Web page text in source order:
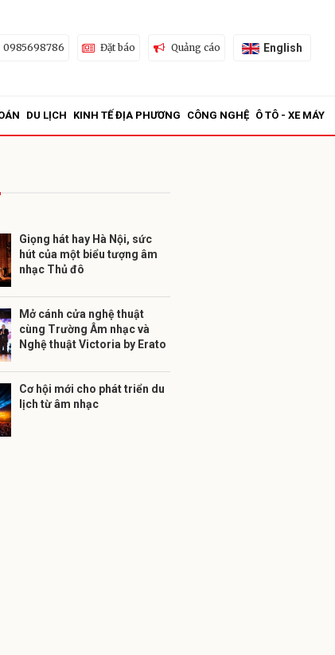
0985698786 Đặt báo Quảng cáo English
DU LỊCH KINH TẾ ĐỊA PHƯƠNG CÔNG NGHỆ Ô TÔ - XE MÁY
Giọng hát hay Hà Nội, sức
hút của một biểu tượng âm
nhạc Thủ đô
Mở cánh cửa nghệ thuật
cùng Trường Âm nhạc và
Nghệ thuật Victoria by Erato
Cơ hội mới cho phát triển du
lịch từ âm nhạc